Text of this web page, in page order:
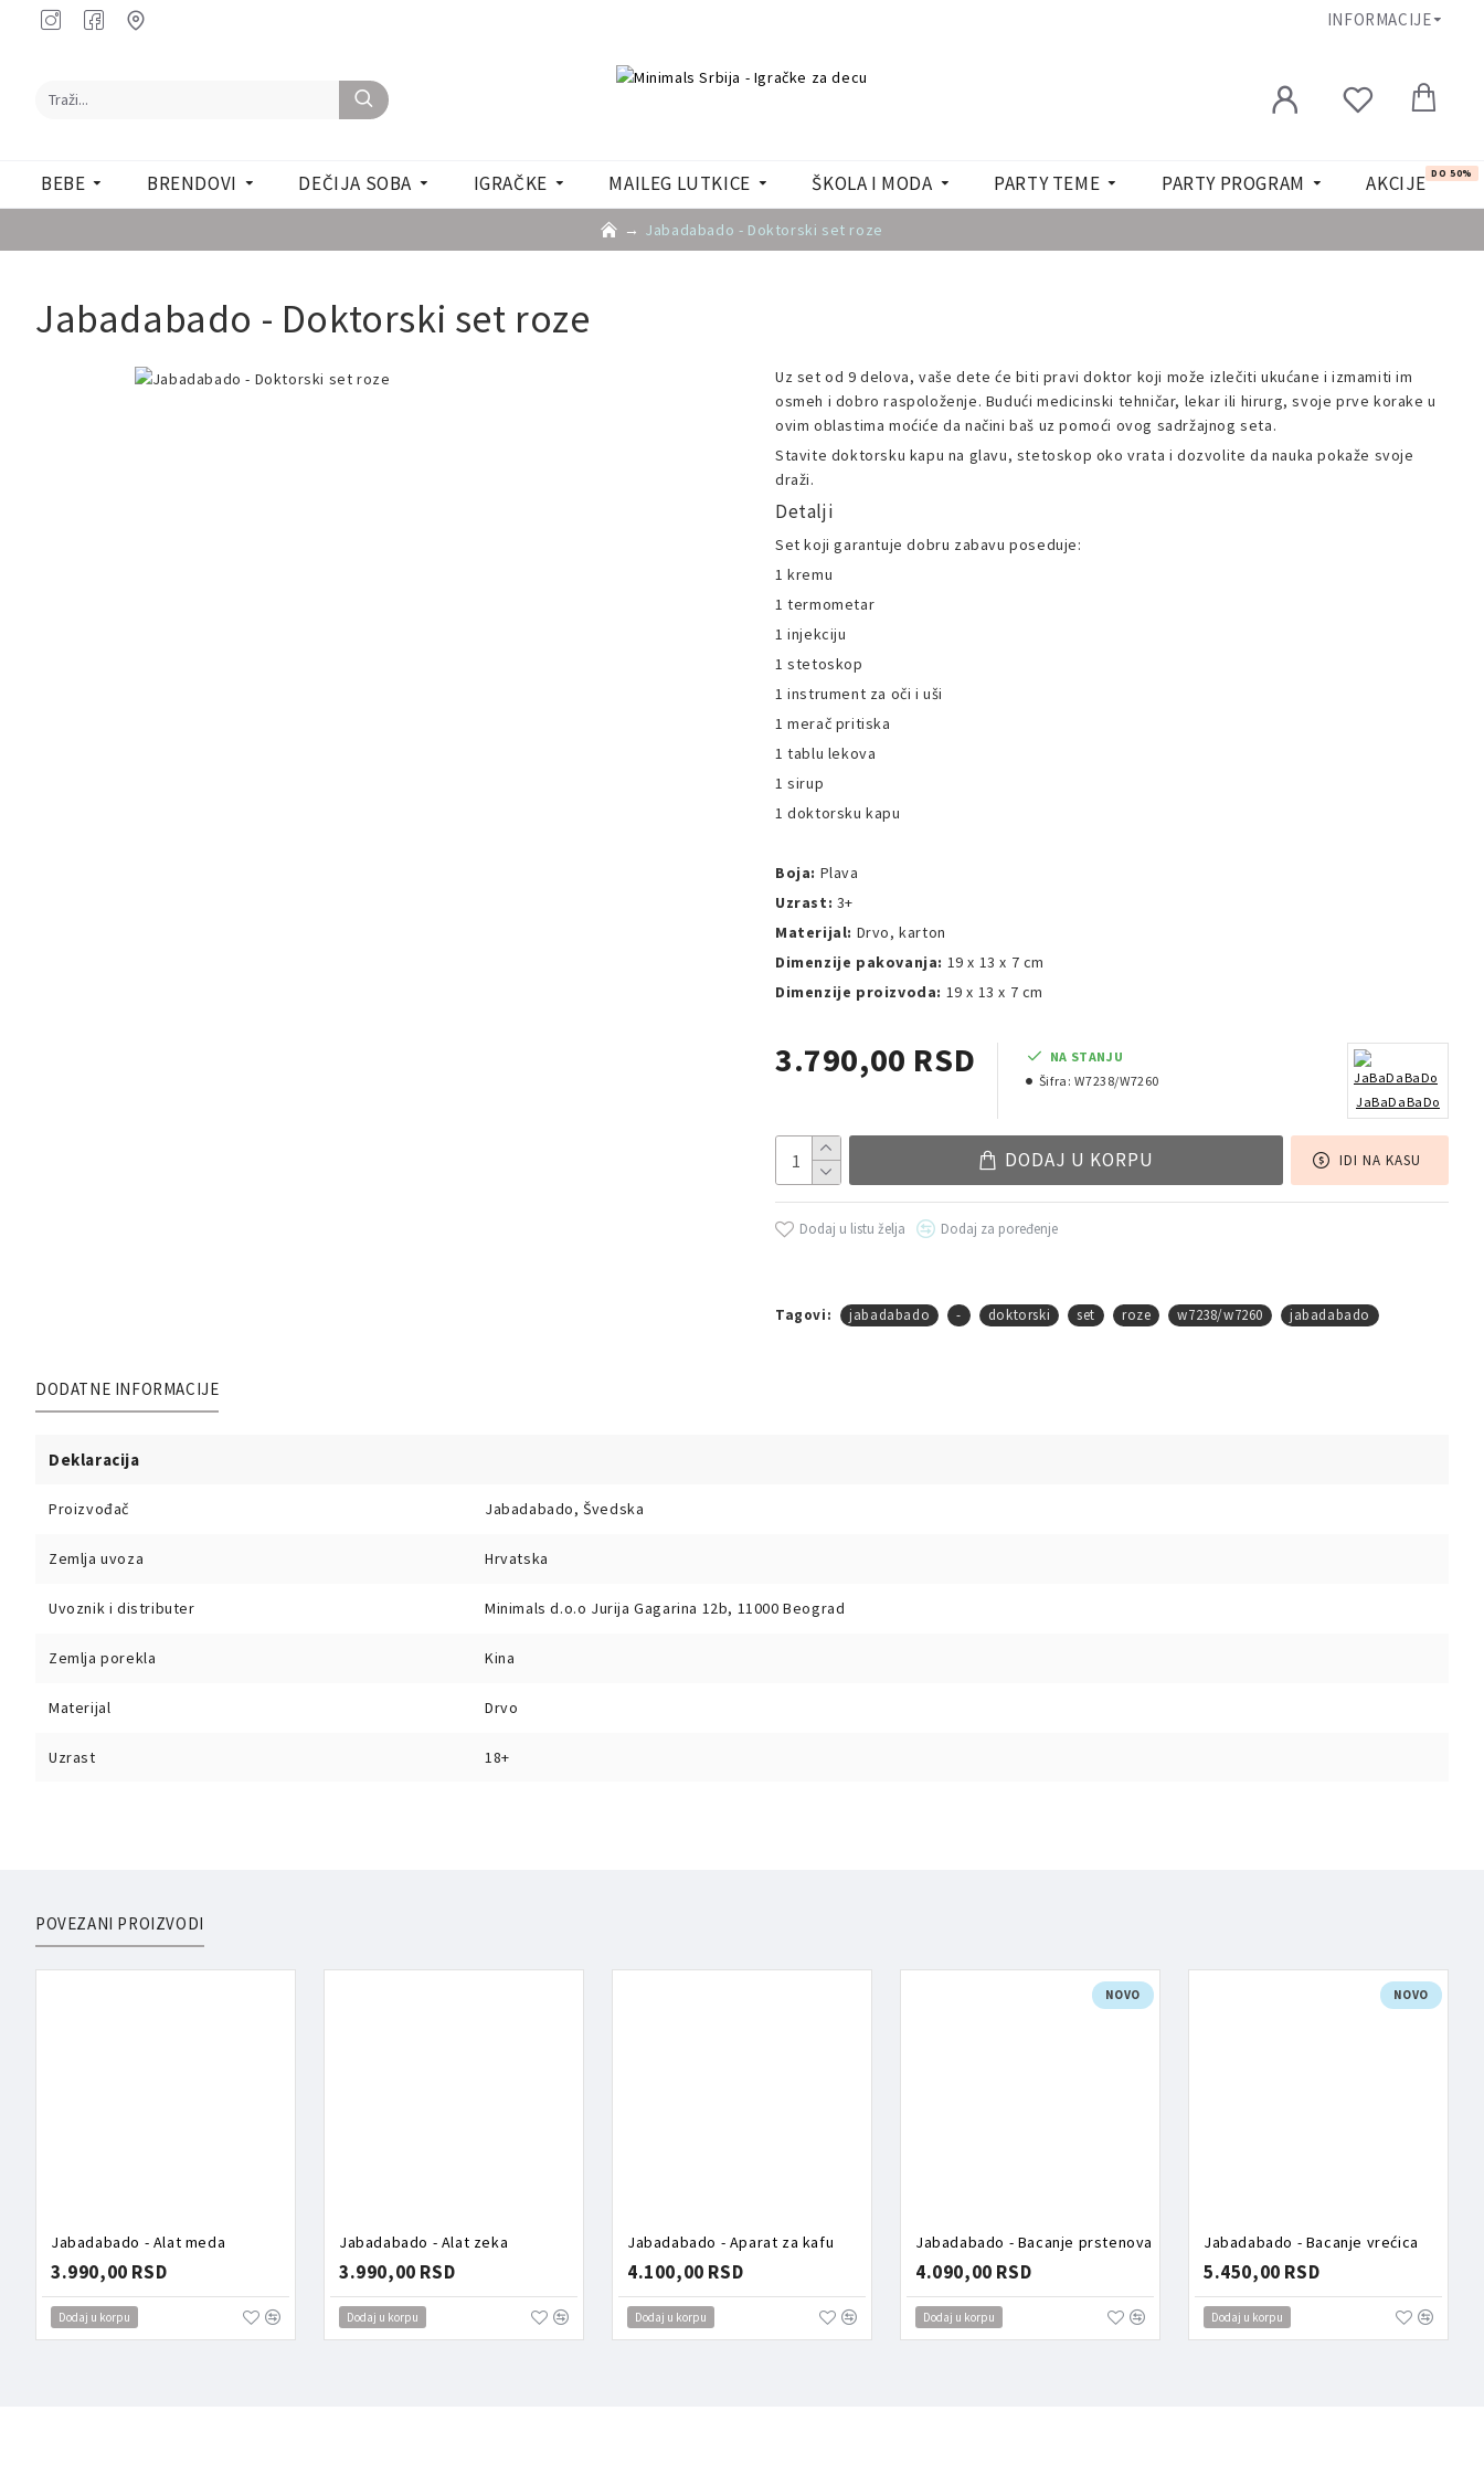
INFORMACIJE
BEBE BRENDOVI DEČIJA SOBA IGRAČKE MAILEG LUTKICE ŠKOLA I MODA PARTY TEME PARTY PROGRAM AKCIJE DO 50%
Jabadabado - Doktorski set roze
Jabadabado - Doktorski set roze
Uz set od 9 delova, vaše dete će biti pravi doktor koji može izlečiti ukućane i izmamiti im
osmeh i dobro raspoloženje. Budući medicinski tehničar, lekar ili hirurg, svoje prve korake u
ovim oblastima moćiće da načini baš uz pomoći ovog sadržajnog seta.
Stavite doktorsku kapu na glavu, stetoskop oko vrata i dozvolite da nauka pokaže svoje
draži.
Detalji
Set koji garantuje dobru zabavu poseduje:
1 kremu
1 termometar
1 injekciju
1 stetoskop
1 instrument za oči i uši
1 merač pritiska
1 tablu lekova
1 sirup
1 doktorsku kapu
Boja: Plava
Uzrast: 3+
Materijal: Drvo, karton
Dimenzije pakovanja: 19 x 13 x 7 cm
Dimenzije proizvoda: 19 x 13 x 7 cm
3.790,00 RSD
NA STANJU
Šifra: W7238/W7260
JaBaDaBaDo
DODAJ U KORPU IDI NA KASU
Dodaj u listu želja Dodaj za poređenje
Tagovi: jabadabado - doktorski set roze w7238/w7260 jabadabado
DODATNE INFORMACIJE
Deklaracija
Proizvođač Jabadabado, Švedska
Zemlja uvoza Hrvatska
Uvoznik i distributer Minimals d.o.o Jurija Gagarina 12b, 11000 Beograd
Zemlja porekla Kina
Materijal Drvo
Uzrast 18+
POVEZANI PROIZVODI
Jabadabado - Alat meda
3.990,00 RSD
Dodaj u korpu
Jabadabado - Alat zeka
3.990,00 RSD
Dodaj u korpu
Jabadabado - Aparat za kafu
4.100,00 RSD
Dodaj u korpu
NOVO
Jabadabado - Bacanje prstenova
4.090,00 RSD
Dodaj u korpu
NOVO
Jabadabado - Bacanje vrećica
5.450,00 RSD
Dodaj u korpu